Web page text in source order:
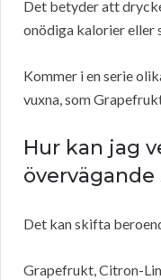
Det betyder att
onödiga kalorier eller
Kommer i en serie
vuxna, som
Hur kan jag
Det kan skifta
Grapefrukt, Citron-